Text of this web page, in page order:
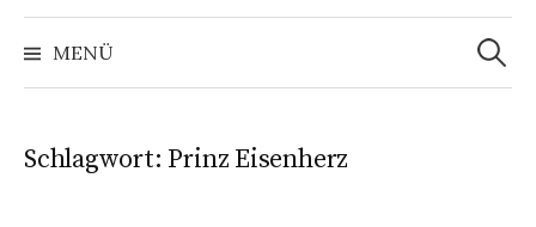
MENÜ
Suchen
nach:
Schlagwort: Prinz Eisenherz